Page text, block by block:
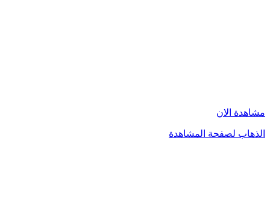
مشاهدة الان
الذهاب لصفحة المشاهدة